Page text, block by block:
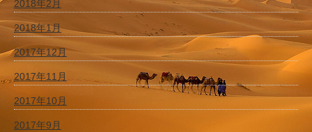
2018年2月
2018年1月
2017年12月
2017年11月
2017年10月
2017年9月